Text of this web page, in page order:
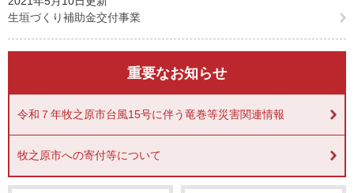
生垣づくり補助金交付事業
重要なお知らせ
令和７年牧之原市台風15号に伴う竜巻等災害関連情報
牧之原市への寄付等について